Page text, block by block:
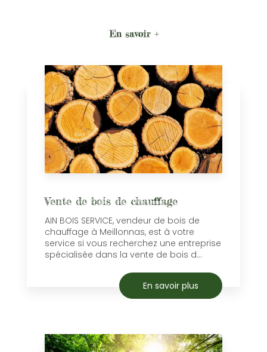
En savoir +
Vente de bois de chauffage
AIN BOIS SERVICE, vendeur de bois de
chauffage à Meillonnas, est à votre
service si vous recherchez une entreprise
spécialisée dans la vente de bois d...
En savoir plus